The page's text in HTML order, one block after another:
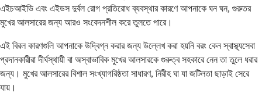
এইচআইভি এবং এইডস দুর্বল রোগ প্রতিরোধ ব্যবস্থার কারণে আপনাকে ঘন ঘন, গুরুতর
মুখের আলসারের জন্য আরও সংবেদনশীল করে তুলতে পারে।
এই বিরল কারণগুলি আপনাকে উদ্বিগ্ন করার জন্য উল্লেখ করা হয়নি বরং কেন স্বাস্থ্যসেবা
প্রদানকারীরা দীর্ঘস্থায়ী বা অস্বাভাবিক মুখের আলসারকে গুরুত্ব সহকারে নেন তা তুলে ধরার
জন্য। মুখের আলসারের বিশাল সংখ্যাগরিষ্ঠতা সাধারণ, নিরীহ ঘা যা জটিলতা ছাড়াই সেরে
যায়।